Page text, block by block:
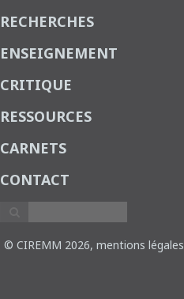
RECHERCHES
ENSEIGNEMENT
CRITIQUE
RESSOURCES
CARNETS
CONTACT
© CIREMM 2026, mentions légales